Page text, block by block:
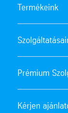
Termékeink
Prémium
Kérjen